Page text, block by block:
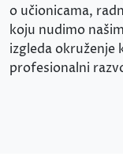
o učionicama,
koju nudimo
izgleda okruženje
profesionalni